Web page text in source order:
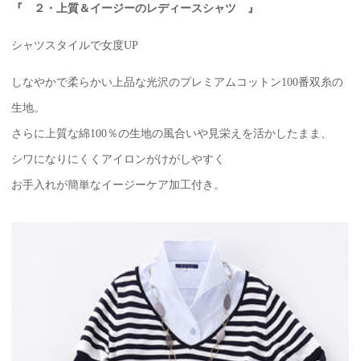
『 ２・上質＆イージーのレディースシャツ 』
シャツスタイルで女度UP
しなやかで柔らかい上品な光沢のプレミアムコットン100番双糸の
生地。
さらに上質な綿100％の生地の風合いや見栄えを活かしたまま、
シワになりにくくアイロンがけがしやすく
お手入れが簡単なイージーケア加工付き。